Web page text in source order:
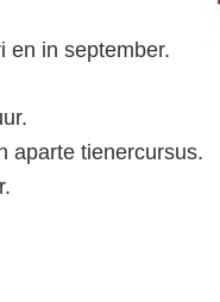
en in september.
aparte tienercursus.